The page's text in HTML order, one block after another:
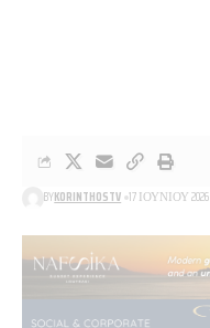
BYKORINTHOSTV 17 ΙΟΥΝΊΟΥ 2026